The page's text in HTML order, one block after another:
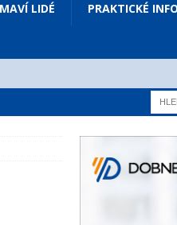
LIDÉ PRAKTICKÉ INFO